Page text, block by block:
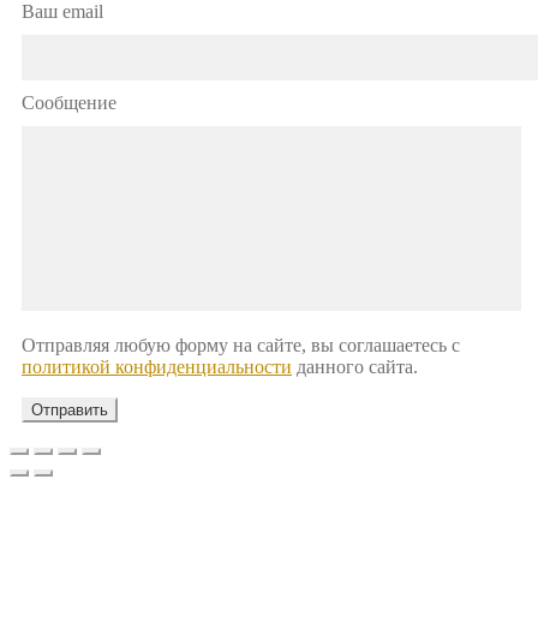
Ваш email
Сообщение
Отправляя любую форму на сайте, вы соглашаетесь с
политикой конфиденциальности данного сайта.